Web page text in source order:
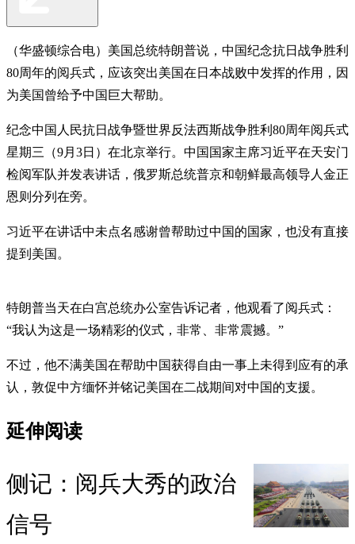
（华盛顿综合电）美国总统特朗普说，中国纪念抗日战争胜利
80周年的阅兵式，应该突出美国在日本战败中发挥的作用，因
为美国曾给予中国巨大帮助。
纪念中国人民抗日战争暨世界反法西斯战争胜利80周年阅兵式
星期三（9月3日）在北京举行。中国国家主席习近平在天安门
检阅军队并发表讲话，俄罗斯总统普京和朝鲜最高领导人金正
恩则分列在旁。
习近平在讲话中未点名感谢曾帮助过中国的国家，也没有直接
提到美国。
特朗普当天在白宫总统办公室告诉记者，他观看了阅兵式：
“我认为这是一场精彩的仪式，非常、非常震撼。”
不过，他不满美国在帮助中国获得自由一事上未得到应有的承
认，敦促中方缅怀并铭记美国在二战期间对中国的支援。
延伸阅读
侧记：阅兵大秀的政治
信号